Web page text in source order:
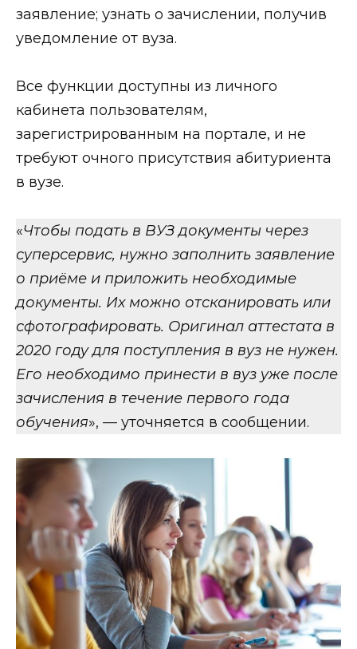
заявление; узнать о зачислении, получив
уведомление от вуза.
Все функции доступны из личного
кабинета пользователям,
зарегистрированным на портале, и не
требуют очного присутствия абитуриента
в вузе.
«Чтобы подать в ВУЗ документы через
суперсервис, нужно заполнить заявление
о приёме и приложить необходимые
документы. Их можно отсканировать или
сфотографировать. Оригинал аттестата в
2020 году для поступления в вуз не нужен.
Его необходимо принести в вуз уже после
зачисления в течение первого года
обучения», — уточняется в сообщении.